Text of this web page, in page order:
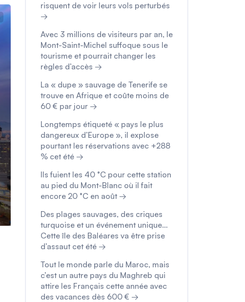
risquent de voir leurs vols perturbés
→
Avec 3 millions de visiteurs par an, le
Mont-Saint-Michel suffoque sous le
tourisme et pourrait changer les
règles d’accès →
La « dupe » sauvage de Tenerife se
trouve en Afrique et coûte moins de
60 € par jour →
Longtemps étiqueté « pays le plus
dangereux d’Europe », il explose
pourtant les réservations avec +288
% cet été →
Ils fuient les 40 °C pour cette station
au pied du Mont-Blanc où il fait
encore 20 °C en août →
Des plages sauvages, des criques
turquoise et un événement unique…
Cette île des Baléares va être prise
d’assaut cet été →
Tout le monde parle du Maroc, mais
c’est un autre pays du Maghreb qui
attire les Français cette année avec
des vacances dès 600 € →